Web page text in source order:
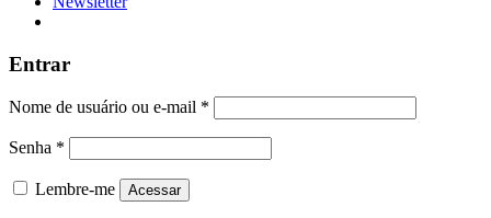
Entrar
Nome de usuário ou e-mail *
Senha *
Lembre-me Acessar